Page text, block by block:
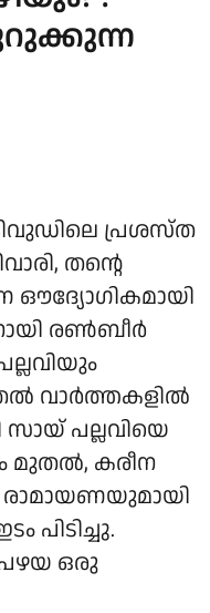
പ്രശസ്ത
തന്റെ
ഔദ്യോഗികമായി
രൺബീർ
വാർത്തകളിൽ
പല്ലവിയെ
മുതൽ, കരീന
രാമായണയുമായി
പിടിച്ചു.
പഴയ ഒരു